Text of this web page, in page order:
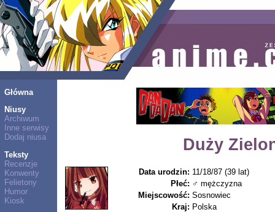
Główna
Niusy
Archiwum
Inne serwisy
Dodaj niusa
Teksty
Recenzje
Konwenty
Felietony
Humor
Kiosk
Duży
Data urodzin: 11/18/87 (39 lat)
Płeć: ♂ mężczyzna
Miejscowość: Sosnowiec
Kraj: Polska